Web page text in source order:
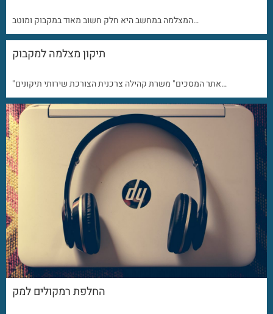
המצלמה במחשב היא חלק חשוב מאוד במקבוק ומוטב…
תיקון מצלמה למקבוק
"אתר המסכים" משרת קהילה צרכנית הצורכת שירותי תיקונים…
החלפת רמקולים למק